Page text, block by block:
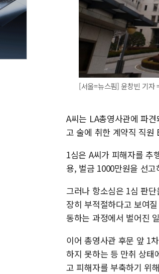
[서울=뉴스핌] 윤창빈 기
A씨는 LA총영사관에 파
고 술에 취한 계약직 직원
1심은 A씨가 피해자를 추
용, 벌금 1000만원을 선
그러나 항소심은 1심 판
장히 부적절하다고 보여
동하는 과정에서 벌어진
이어 총영사관 후문 앞 1
하지 못하는 등 만취 상태
고 피해자를 부축하기 위